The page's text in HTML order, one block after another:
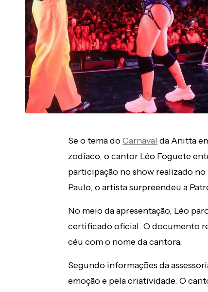
Se o tema doCarnaval da Anitta
zodíaco, o cantor Léo Foguete
participação no show realizado
Paulo, o artista surpreendeu a
No meio da apresentação, Léo
certificado oficial. O documento
céu com o nome da cantora.
Segundo informações da
emoção e pela criatividade. O